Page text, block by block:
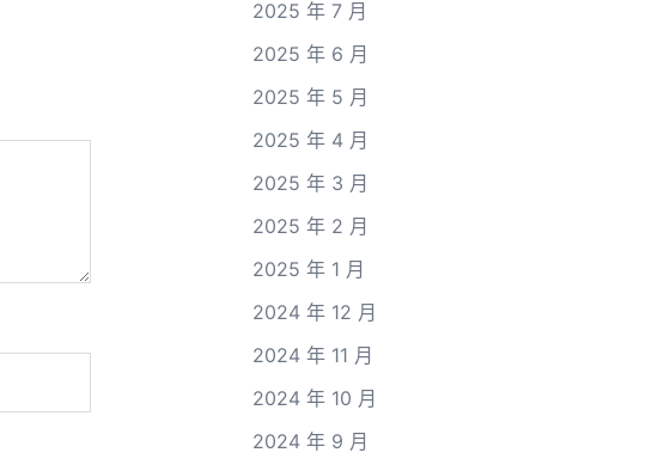
2025 年 7 月
2025 年 6 月
2025 年 5 月
2025 年 4 月
2025 年 3 月
2025 年 2 月
2025 年 1 月
2024 年 12 月
2024 年 11 月
2024 年 10 月
2024 年 9 月